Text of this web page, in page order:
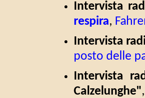
Intervista
respira,
Intervista
posto delle
Intervista
Calzelunghe"